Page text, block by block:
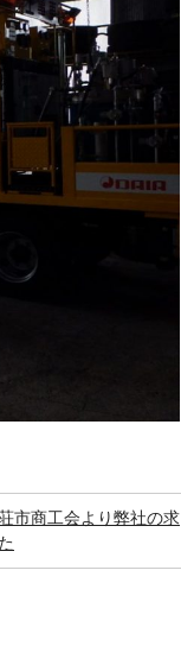
市商工会より弊社の求